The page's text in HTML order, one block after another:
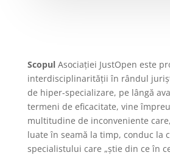
Scopul Asociației JustOpen este
interdisciplinarității în rândul
de hiper-specializare, pe lângă
termeni de eficacitate, vine
multitudine de inconveniente
luate în seamă la timp, conduc la
specialistului care „știe din ce în